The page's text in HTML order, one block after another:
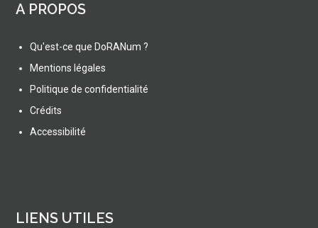
A PROPOS
Qu'est-ce que DoRANum ?
Mentions légales
Politique de confidentialité
Crédits
Accessibilité
LIENS UTILES